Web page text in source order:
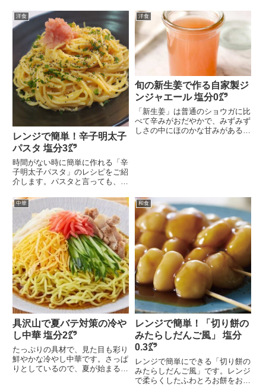
洋食
レンジで簡単！辛子明太子
パスタ 塩分3㌘
時間がない時に簡単に作れる「辛
子明太子パスタ」のレシピをご紹
介します。パスタと言っても、火
洋食
旬の新生姜で作る自家製ジ
ンジャエール 塩分0㌘
「新生姜」は普通のショウガに比
べて辛みがおだやかで、みずみず
しさの中にほのかな甘みがあるの
中華
具沢山で夏バテ対策の冷や
し中華 塩分2㌘
たっぷりの具材で、見た目も彩り
鮮やかな冷やし中華です。さっぱ
りとしているので、夏が始まるこ
和食
レンジで簡単！「切り餅の
みたらしだんご風」 塩分
0.3㌘
レンジで簡単にできる「切り餅の
みたらしだんご風」です。レンジ
で柔らくしたふわとろお餅をお団